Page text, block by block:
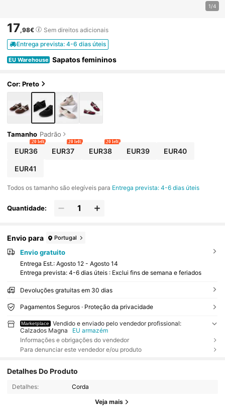
1/4
17,98€
Sem direitos adicionais
Entrega prevista: 4-6 dias úteis
EU Warehouse Sapatos femininos
Cor: Preto
Tamanho Padrão
EUR36
20 left
EUR37
20 left
EUR38
20 left
EUR39 EUR40
EUR41
Todos os tamanho são elegíveis para Entrega prevista: 4-6 dias úteis
Quantidade:
Envio para Portugal
Envio gratuito
Entrega Est.: Agosto 12 - Agosto 14
Entrega prevista: 4-6 dias úteis : Exclui fins de semana e feriados
Devoluções gratuitas em 30 dias
Pagamentos Seguros · Proteção da privacidade
Marketplace
Vendido e enviado pelo vendedor profissional:
Calzados Magna
EU armazém
Informações e obrigações do vendedor
Para denunciar este vendedor e/ou produto
Detalhes Do Produto
Detalhes: Corda
Veja mais